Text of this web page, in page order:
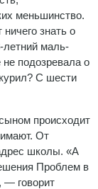
меньшинство.
знать о
летний маль­
подозревала о
С шести
происходит
От
школы. «А
Проблем в
— говорит